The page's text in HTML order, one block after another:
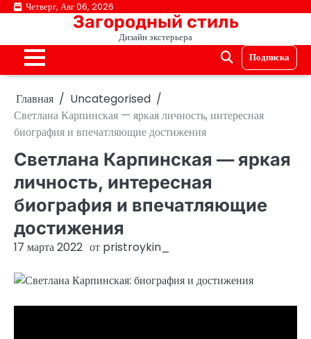
ПерейтиЧетверг, Авг 06, 2026
Загородный стиль
Дизайн экстерьера
Подписка
Главная
Uncategorised
Светлана Карпинская — яркая личность, интересная
биография и впечатляющие достижения
Светлана Карпинская — яркая
личность, интересная
биография и впечатляющие
достижения
17 марта 2022 от pristroykin_